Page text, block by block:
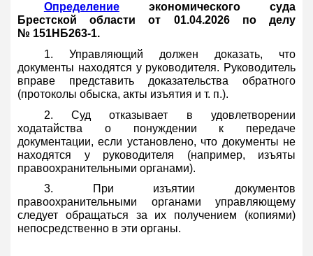
Определениеэкономического суда
Брестской области от 01.04.2026 по делу
№ 151НБ263-1.
1. Управляющий должен доказать, что
документы находятся у руководителя. Руководитель
вправе представить доказательства обратного
(протоколы обыска, акты изъятия и т. п.).
2. Суд отказывает в удовлетворении
ходатайства о понуждении к передаче
документации, если установлено, что документы не
находятся у руководителя (например, изъяты
правоохранительными органами).
3. При изъятии документов
правоохранительными органами управляющему
следует обращаться за их получением (копиями)
непосредственно в эти органы.